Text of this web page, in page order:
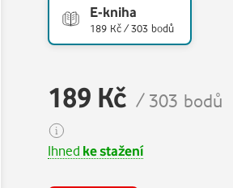
E-kniha
189 Kč / 303 bodů
189 Kč / 303 bodů
Ihned ke stažení